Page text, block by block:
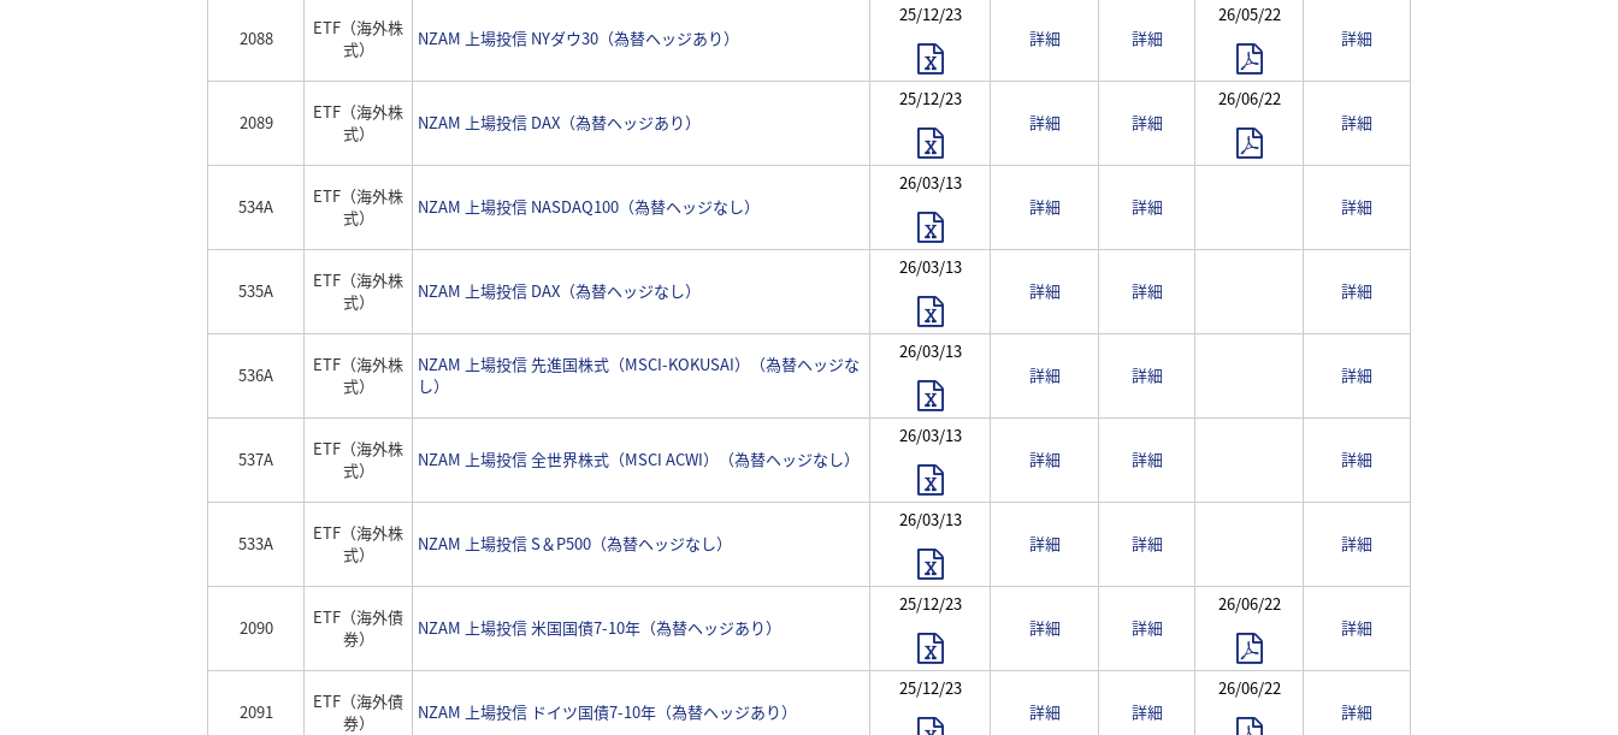
2088
ETF（海外株
式）
NZAM 上場投信 NYダウ30（為替ヘッジあり）
25/12/23
詳細
詳細
26/05/22
詳細
2089
ETF（海外株
式）
NZAM 上場投信 DAX（為替ヘッジあり）
25/12/23
詳細
詳細
26/06/22
詳細
534A
ETF（海外株
式）
NZAM 上場投信 NASDAQ100（為替ヘッジなし）
26/03/13
詳細
詳細 詳細
535A
ETF（海外株
式）
NZAM 上場投信 DAX（為替ヘッジなし）
26/03/13
詳細
詳細 詳細
536A
ETF（海外株
式）
NZAM 上場投信 先進国株式（MSCI-KOKUSAI）（為替ヘッジな
し）
26/03/13
詳細
詳細 詳細
537A
ETF（海外株
式）
NZAM 上場投信 全世界株式（MSCI ACWI）（為替ヘッジなし）
26/03/13
詳細
詳細 詳細
533A
ETF（海外株
式）
NZAM 上場投信 S＆P500（為替ヘッジなし）
26/03/13
詳細
詳細 詳細
2090
ETF（海外債
券）
NZAM 上場投信 米国国債7-10年（為替ヘッジあり）
25/12/23
詳細
詳細
26/06/22
詳細
2091
ETF（海外債
券）
NZAM 上場投信 ドイツ国債7-10年（為替ヘッジあり）
25/12/23
詳細
詳細
26/06/22
詳細